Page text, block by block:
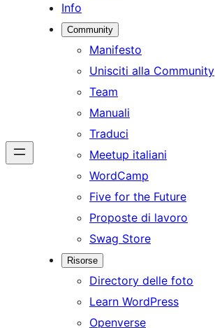
Info
Community
Manifesto
Unisciti alla Community
Team
Manuali
Traduci
Meetup italiani
WordCamp
Five for the Future
Proposte di lavoro
Swag Store
Risorse
Directory delle foto
Learn WordPress
Openverse